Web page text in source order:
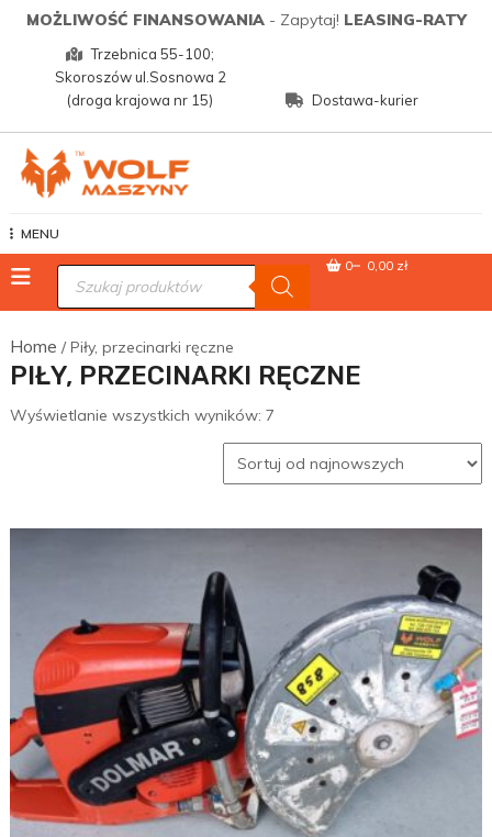
SkipMOŻLIWOŚĆ FINANSOWANIA- Zapytaj! LEASING-RATY
Trzebnica 55-100;
Skoroszów ul.Sosnowa 2
(droga krajowa nr 15)
Dostawa-kurier
MENU
Wyszukiwarka
produktów
0 0,00 zł
Home / Piły, przecinarki ręczne
PIŁY, PRZECINARKI RĘCZNE
Wyświetlanie wszystkich wyników: 7Posortowane
najnowszych